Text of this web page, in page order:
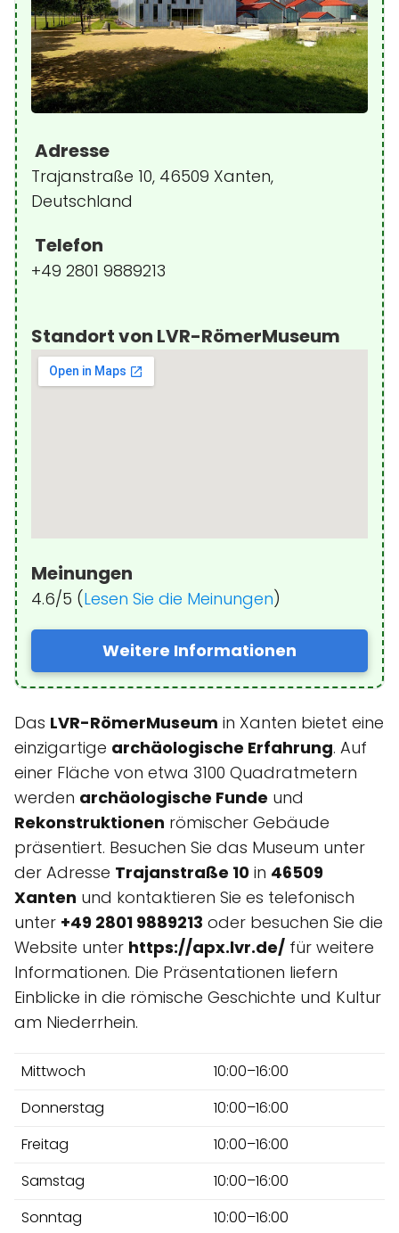
Adresse
Trajanstraße 10, 46509 Xanten,
Deutschland
Telefon
+49 2801 9889213
Standort von LVR-RömerMuseum
Meinungen
4.6/5 (Lesen Sie die Meinungen)
Weitere Informationen
Das LVR-RömerMuseum in Xanten bietet eine
einzigartige archäologische Erfahrung. Auf
einer Fläche von etwa 3100 Quadratmetern
werden archäologische Funde und
Rekonstruktionen römischer Gebäude
präsentiert. Besuchen Sie das Museum unter
der Adresse Trajanstraße 10 in 46509
Xanten und kontaktieren Sie es telefonisch
unter +49 2801 9889213 oder besuchen Sie die
Website unter https://apx.lvr.de/ für weitere
Informationen. Die Präsentationen liefern
Einblicke in die römische Geschichte und Kultur
am Niederrhein.
Mittwoch
10:00–16:00
Donnerstag
10:00–16:00
Freitag
10:00–16:00
Samstag
10:00–16:00
Sonntag
10:00–16:00